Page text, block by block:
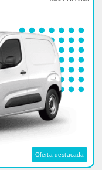
Oferta destacada